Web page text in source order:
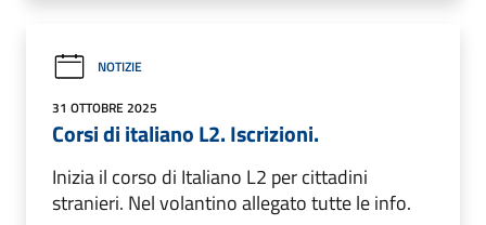
NOTIZIE
31 OTTOBRE 2025
Corsi di italiano L2. Iscrizioni.
Inizia il corso di Italiano L2 per cittadini
stranieri. Nel volantino allegato tutte le info.